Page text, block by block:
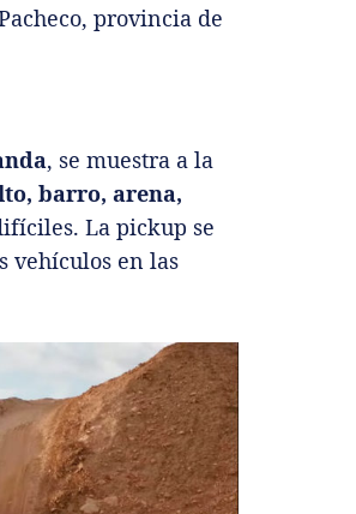
provincia de
, se muestra a la
barro, arena,
La pickup se
vehículos en las